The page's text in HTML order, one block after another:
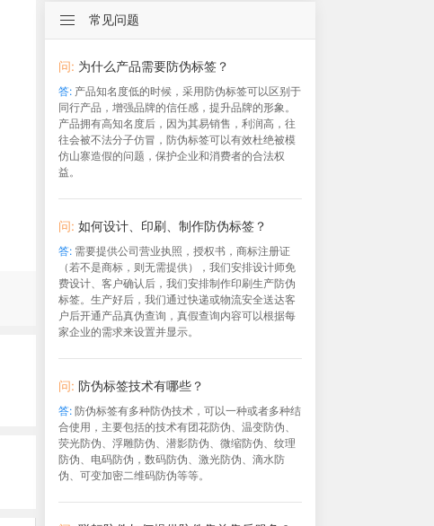
常见问题
问: 为什么产品需要防伪标签？
答:产品知名度低的时候，采用防伪标签可以区别于
同行产品，增强品牌的信任感，提升品牌的形象。
产品拥有高知名度后，因为其易销售，利润高，往
往会被不法分子仿冒，防伪标签可以有效杜绝被模
仿山寨造假的问题，保护企业和消费者的合法权
益。
问: 如何设计、印刷、制作防伪标签？
答:需要提供公司营业执照，授权书，商标注册证
（若不是商标，则无需提供），我们安排设计师免
费设计、客户确认后，我们安排制作印刷生产防伪
标签。生产好后，我们通过快递或物流安全送达客
户后开通产品真伪查询，真假查询内容可以根据每
家企业的需求来设置并显示。
问: 防伪标签技术有哪些？
答:防伪标签有多种防伪技术，可以一种或者多种结
合使用，主要包括的技术有团花防伪、温变防伪、
荧光防伪、浮雕防伪、潜影防伪、微缩防伪、纹理
防伪、电码防伪，数码防伪、激光防伪、滴水防
伪、可变加密二维码防伪等等。